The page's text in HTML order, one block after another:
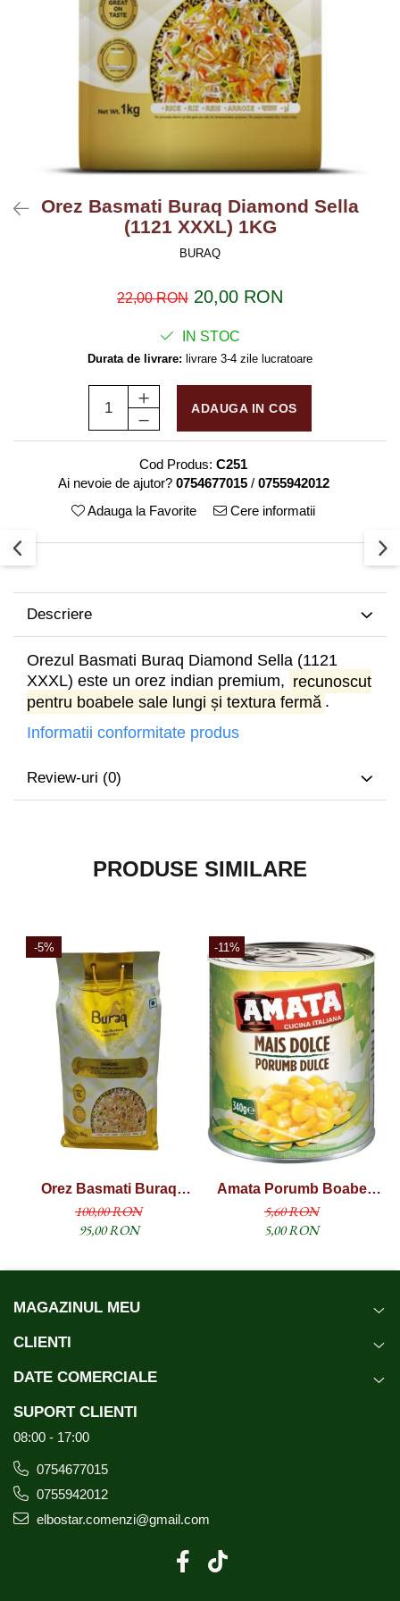
Orez Basmati Buraq Diamond Sella
(1121 XXXL) 1KG
BURAQ
22,00 RON 20,00 RON
IN STOC
Durata de livrare: livrare 3-4 zile lucratoare
ADAUGA IN COS
Cod Produs: C251
Ai nevoie de ajutor? 0754677015 / 0755942012
Adauga la Favorite
Cere informatii
Descriere
Orezul Basmati Buraq Diamond Sella (1121
XXXL) este un orez indian premium, recunoscut
pentru boabele sale lungi și textura fermă .
Informatii conformitate produs
Review-uri (0)
PRODUSE SIMILARE
-5%
Orez Basmati Buraq
Diamond Sella (1121
XXXL) 5kg
100,00 RON
95,00 RON
-11%
Amata Porumb Boabe
340g
5,60 RON
5,00 RON
MAGAZINUL MEU
CLIENTI
DATE COMERCIALE
SUPORT CLIENTI
08:00 - 17:00
0754677015
0755942012
elbostar.comenzi@gmail.com